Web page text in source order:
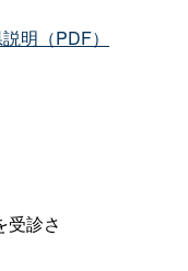
明（PDF）
受診さ